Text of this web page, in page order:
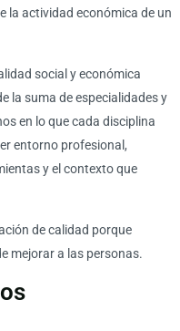
la actividad económica de un
social y económica
la suma de especialidades y
en lo que cada disciplina
entorno profesional,
y el contexto que
de calidad porque
mejorar a las personas.